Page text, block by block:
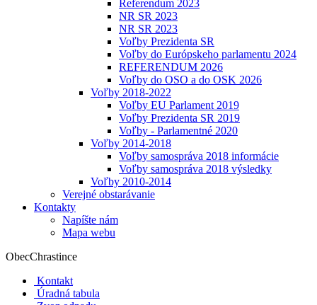
Referendum 2023
NR SR 2023
NR SR 2023
Voľby Prezidenta SR
Voľby do Európskeho parlamentu 2024
REFERENDUM 2026
Voľby do OSO a do OSK 2026
Voľby 2018-2022
Voľby EU Parlament 2019
Voľby Prezidenta SR 2019
Voľby - Parlamentné 2020
Voľby 2014-2018
Voľby samospráva 2018 informácie
Voľby samospráva 2018 výsledky
Voľby 2010-2014
Verejné obstarávanie
Kontakty
Napíšte nám
Mapa webu
ObecChrastince
Kontakt
Úradná tabula